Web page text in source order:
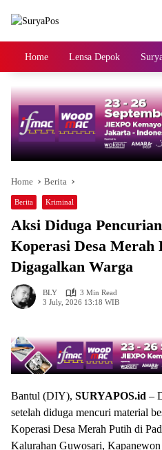
Home Lensa Depok
Home Berita
Berita Kriminal
Aksi Diduga
Koperasi Desa Merah
Digagalkan Warga
BLY
3 Min Read
3 July, 2026 13:18 WIB
Bantul (DIY), SURYAPOS.id –
setelah diduga mencuri material
Koperasi Desa Merah Putih di
Kalurahan Guwosari,